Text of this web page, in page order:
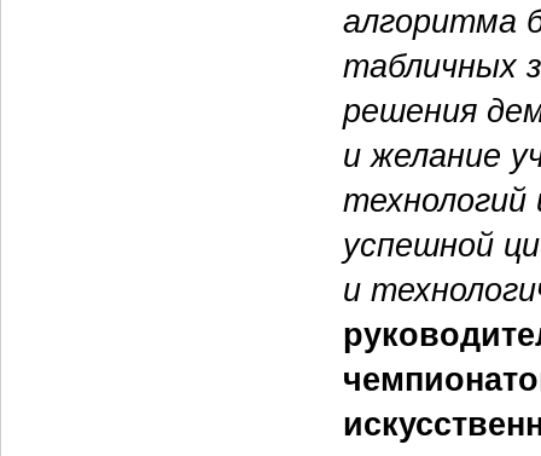
алгоритма
табличных
решения
и желание
технологий
успешной
и